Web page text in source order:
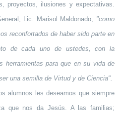
proyectos, ilusiones y expectativas.
Lic. Marisol Maldonado, "como
reconfortados de haber sido parte en
de cada uno de ustedes, con la
herramientas para que en su vida de
una semilla de Virtud y de Ciencia".
alumnos les deseamos que siempre
que nos da Jesús. A las familias;